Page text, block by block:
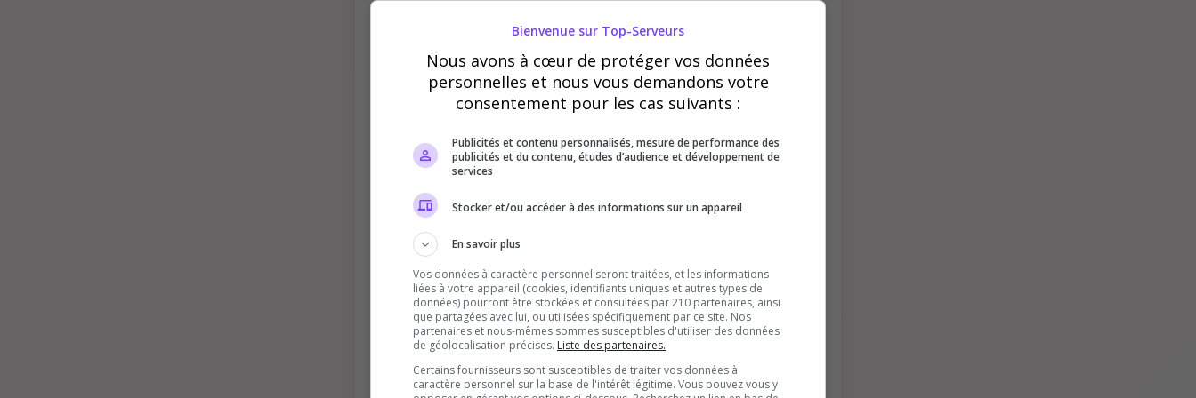
Ce pseudo peut être utilisé par le propriétaire du serveur pour vous
attribuer des récompenses en jeu
Vérification
Requis
Cette étape nous aide à lutter contre les votes
automatisés
Bienvenue sur Top-Serveurs
Nous avons à cœur de protéger vos données
personnelles et nous vous demandons votre
consentement pour les cas suivants :
Publicités et contenu personnalisés, mesure de performance des
publicités et du contenu, études d’audience et développement de
services
Stocker et/ou accéder à des informations sur un appareil
En savoir plus
Vos données à caractère personnel seront traitées, et les informations
liées à votre appareil (cookies, identifiants uniques et autres types de
données) pourront être stockées et consultées par 210 partenaires, ainsi
que partagées avec lui, ou utilisées spécifiquement par ce site. Nos
partenaires et nous-mêmes sommes susceptibles d'utiliser des données
de géolocalisation précises. Liste des partenaires.
Certains fournisseurs sont susceptibles de traiter vos données à
caractère personnel sur la base de l'intérêt légitime. Vous pouvez vous y